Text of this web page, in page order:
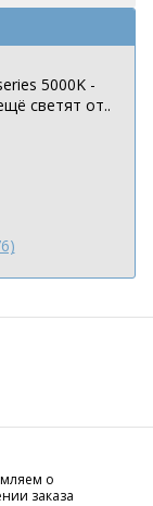
5000K -
светят от..
о
заказа